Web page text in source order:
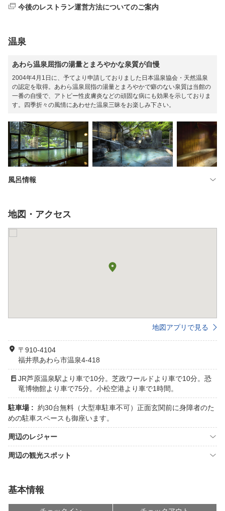
今後のレストラン運営方法についてのご案内
温泉
あわら温泉屈指の湯量とまろやかな泉質が自慢
2004年4月1日に、予てより申請しておりました日本温泉協会・天然温泉
の認定を取得。あわら温泉屈指の湯量とまろやかで癖のない泉質は当館の
一番の自慢で、アトピー性皮膚炎などの頑固な病にも効果を示しておりま
す。四季折々の風情にあわせた温泉三昧をお楽しみ下さい。
風呂情報
地図・アクセス
地図アプリで見る
〒910-4104
福井県あわら市温泉4-418
JR芦原温泉駅より車で10分。芝政ワールドより車で10分。恐
竜博物館より車で75分。小松空港より車で1時間。
駐車場 : 約30台無料（大型車駐車不可）正面玄関前に身障者のた
めの駐車スペースも御座います。
周辺のレジャー
周辺の観光スポット
基本情報